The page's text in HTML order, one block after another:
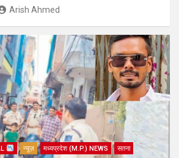
Arish Ahmed
न्यूज़ मध्यप्रदेश (M.P.) NEWS सतना